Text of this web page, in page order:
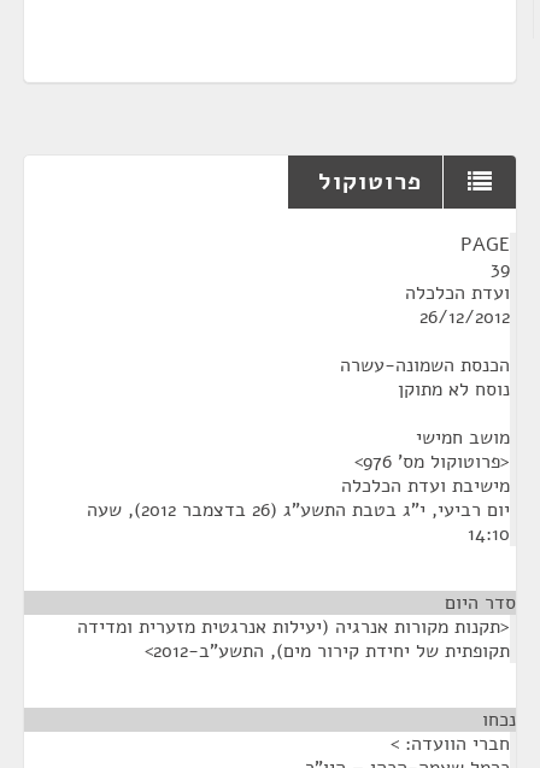
פרוטוקול
PAGE
39
ועדת הכלכלה
26/12/2012
הכנסת השמונה-עשרה
נוסח לא מתוקן
מושב חמישי
<פרוטוקול מס' 976>
מישיבת ועדת הכלכלה
יום רביעי, י"ג בטבת התשע"ג (26 בדצמבר 2012), שעה
14:10
סדר היום
<תקנות מקורות אנרגיה (יעילות אנרגטית מזערית ומדידה
תקופתית של יחידת קירור מים), התשע"ב-2012>
נכחו
חברי הוועדה: >